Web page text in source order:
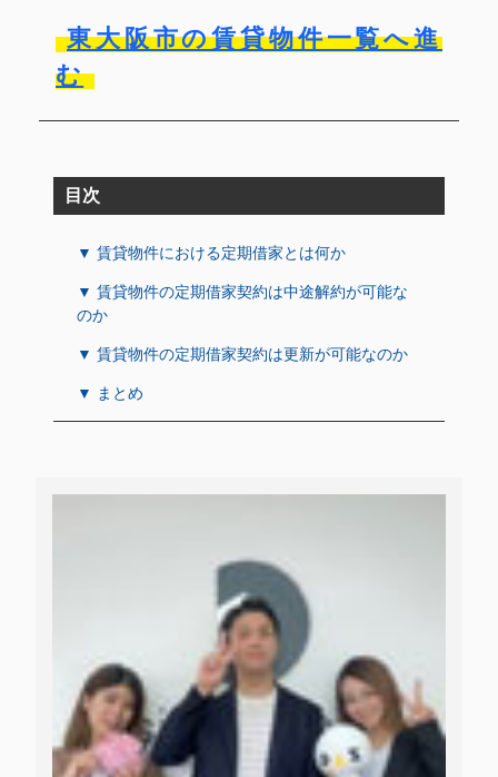
東大阪市の賃貸物件一覧へ進
む
目次
▼ 賃貸物件における定期借家とは何か
▼ 賃貸物件の定期借家契約は中途解約が可能な
のか
▼ 賃貸物件の定期借家契約は更新が可能なのか
▼ まとめ